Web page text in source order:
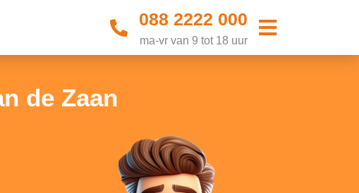
088 2222 000
ma-vr van 9 tot 18 uur
de Zaan